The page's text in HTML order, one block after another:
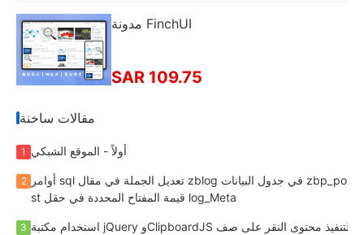
مدونة FinchUI
SAR 109.75
مقالات ساخنة
1 أولاً - الموقع الشبكي
2
أوامر sql تعديل الجملة في مقال zblog في جدول البيانات zbp_po
st قيمة المفتاح المحددة في حقل log_Meta
3 استخدام مكتبة jQuery وClipboardJS لتنفيذ محتوى النقر على صف